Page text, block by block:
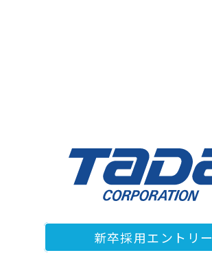
新卒採用エントリー